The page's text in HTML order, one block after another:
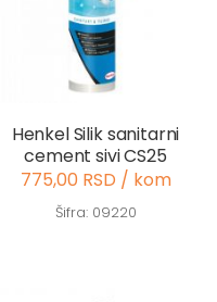
Henkel Silik sanitarni
cement sivi CS25
775,00 RSD / kom
Šifra: 09220